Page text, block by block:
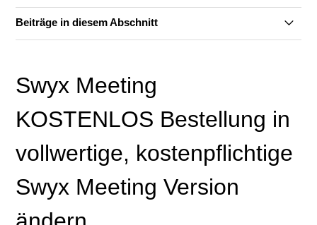
Beiträge in diesem Abschnitt
Howto: Bestelländerungen manuell zu einem von
Ihnen gewünschten Zeitpunkt ausliefern
Howto: Eine Bestellung in Operator aufgeben
Swyx Flex, Swyx Kaufmodell und SwyxON Lizenzen -
Swyx Meeting
KOSTENLOS Bestellung in
vollwertige, kostenpflichtige
Swyx Meeting Version